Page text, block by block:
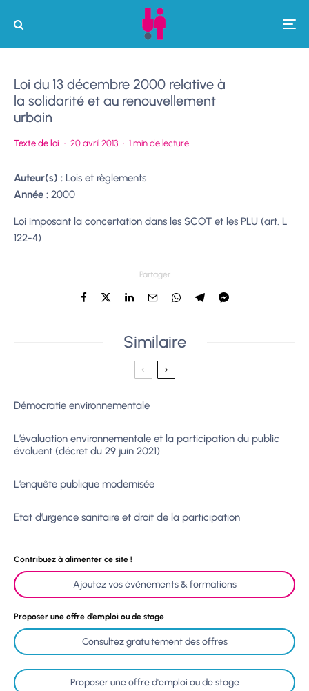
Loi du 13 décembre 2000 relative à
la solidarité et au renouvellement
urbain
Texte de loi · 20 avril 2013 · 1 min de lecture
Auteur(s) : Lois et règlements
Année : 2000
Loi imposant la concertation dans les SCOT et les PLU (art. L
122-4)
Partager
Similaire
Démocratie environnementale
L’évaluation environnementale et la participation du public
évoluent (décret du 29 juin 2021)
L’enquête publique modernisée
Etat d’urgence sanitaire et droit de la participation
Contribuez à alimenter ce site !
Ajoutez vos événements & formations
Proposer une offre d’emploi ou de stage
Consultez gratuitement des offres
Proposer une offre d'emploi ou de stage